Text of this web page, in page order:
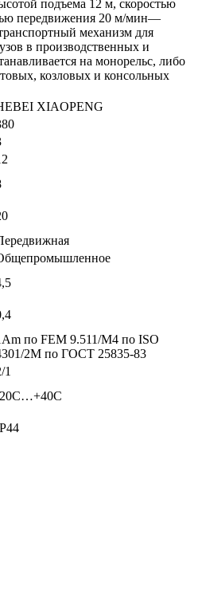
подъема 12 м, скоростью
передвижения 20 м/мин—
механизм для
в производственных и
на монорельс, либо
козловых и консольных
XIAOPENG
по FEM 9.511/M4 по ISO
2M по ГОСТ 25835-83
1